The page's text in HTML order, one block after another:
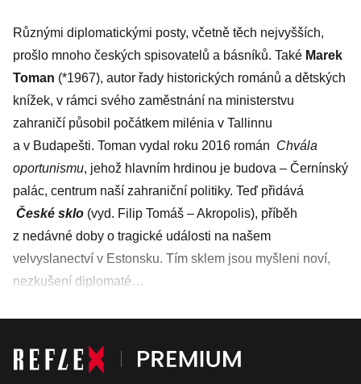
Různými diplomatickými posty, včetně těch nejvyšších,
prošlo mnoho českých spisovatelů a básníků. Také Marek
Toman (*1967), autor řady historických románů a dětských
knížek, v rámci svého zaměstnání na ministerstvu
zahraničí působil počátkem milénia v Tallinnu
a v Budapešti. Toman vydal roku 2016 román Chvála
oportunismu, jehož hlavním hrdinou je budova – Černínský
palác, centrum naší zahraniční politiky. Teď přidává
České sklo (vyd. Filip Tomáš – Akropolis), příběh
z nedávné doby o tragické události na našem
velvyslanectví v Estonsku. Tím sklem jsou myšleni noví,
nezkušení diplomaté…